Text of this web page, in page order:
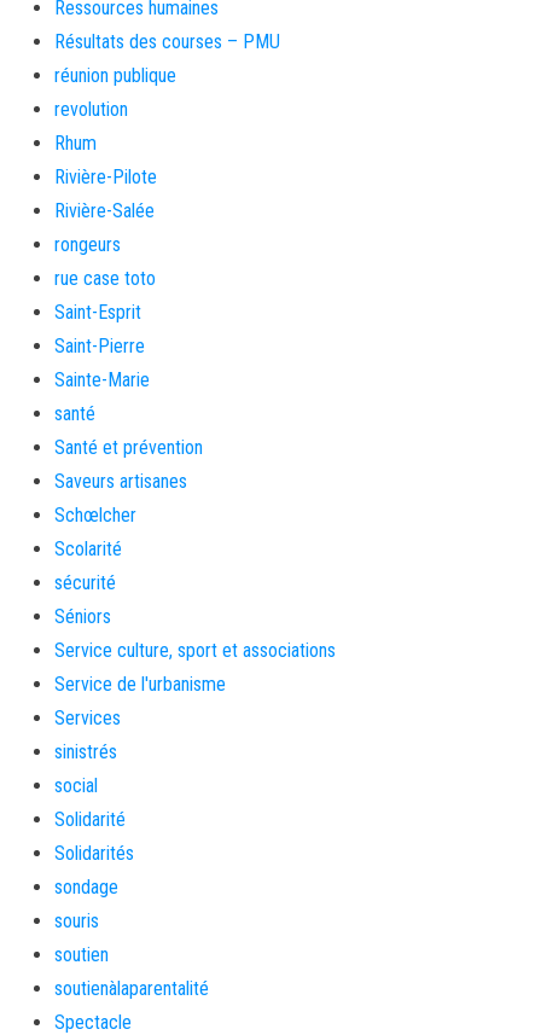
Ressources humaines
Résultats des courses – PMU
réunion publique
revolution
Rhum
Rivière-Pilote
Rivière-Salée
rongeurs
rue case toto
Saint-Esprit
Saint-Pierre
Sainte-Marie
santé
Santé et prévention
Saveurs artisanes
Schœlcher
Scolarité
sécurité
Séniors
Service culture, sport et associations
Service de l'urbanisme
Services
sinistrés
social
Solidarité
Solidarités
sondage
souris
soutien
soutienàlaparentalité
Spectacle